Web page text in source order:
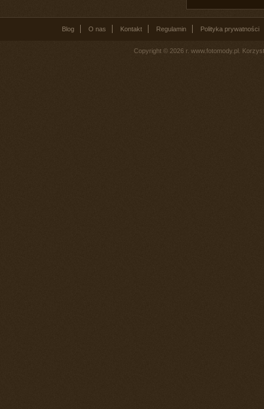
Blog O nas Kontakt Regulamin Polityka prywatności
Copyright © 2026 r. www.fotomody.pl.